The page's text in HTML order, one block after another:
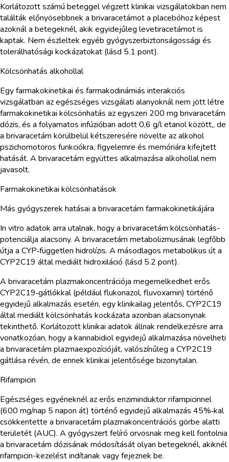
Korlátozott számú beteggel végzett klinikai vizsgálatokban nem
találták előnyösebbnek a brivaracetámot a placebóhoz képest
azoknál a betegeknél, akik egyidejűleg levetiracetámot is
kaptak. Nem észleltek egyéb gyógyszerbiztonságossági és
tolerálhatósági kockázatokat (lásd 5.1 pont).
Kölcsönhatás alkohollal
Egy farmakokinetikai és farmakodinámiás interakciós
vizsgálatban az egészséges vizsgálati alanyoknál nem jött létre
farmakokinetikai kölcsönhatás az egyszeri 200 mg brivaracetám
dózis, és a folyamatos infúzióban adott 0,6 g/l etanol között,, de
a brivaracetám körülbelül kétszeresére növelte az alkohol
pszichomotoros funkciókra, figyelemre és memóriára kifejtett
hatását. A brivaracetám együttes alkalmazása alkohollal nem
javasolt.
Farmakokinetikai kölcsönhatások
Más gyógyszerek hatásai a brivaracetám farmakokinetikájára
In vitro adatok arra utalnak, hogy a brivaracetám kölcsönhatás-
potenciálja alacsony. A brivaracetám metabolizmusának legfőbb
útja a CYP‑független hidrolízis. A másodlagos metabolikus út a
CYP2C19 által mediált hidroxiláció (lásd 5.2 pont).
A brivaracetám plazmakoncentrációja megemelkedhet erős
CYP2C19‑gátlókkal (például flukonazol, fluvoxamin) történő
egyidejű alkalmazás esetén, egy klinikailag jelentős, CYP2C19
által mediált kölcsönhatás kockázata azonban alacsonynak
tekinthető. Korlátozott klinikai adatok állnak rendelkezésre arra
vonatkozóan, hogy a kannabidiol egyidejű alkalmazása növelheti
a brivaracetám plazmaexpozícióját, valószínűleg a CYP2C19
gátlása révén, de ennek klinikai jelentősége bizonytalan.
Rifampicin
Egészséges egyéneknél az erős enziminduktor rifampicinnel
(600 mg/nap 5 napon át) történő egyidejű alkalmazás 45%‑kal
csökkentette a brivaracetám plazmakoncentrációs görbe alatti
területét (AUC). A gyógyszert felíró orvosnak meg kell fontolnia
a brivaracetám dózisának módosítását olyan betegeknél, akiknél
rifampicin-kezelést indítanak vagy fejeznek be.